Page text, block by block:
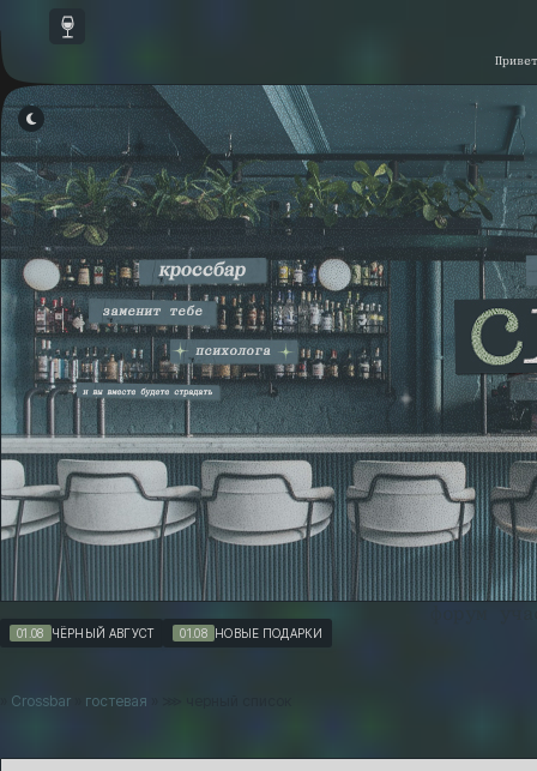
НАСТРОЙКА СКРИПТОВ ▾
КАСТОМНЫЕ СКРИПТЫ ▾
СКРИПТЫ ФОРУМА
ССЫЛКИ В НАВИГАЦИИ ФОРУМА ▾
СОХРАНИТЬ ПО УМОЛЧАНИЮ
01.08 ЧЁРНЫЙ АВГУСТ 01.08 НОВЫЕ ПОДАРКИ
Crossbar гостевая